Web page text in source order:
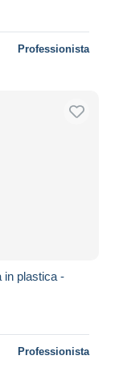
Professionista
in plastica -
Professionista